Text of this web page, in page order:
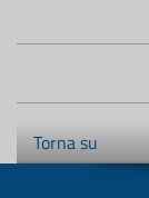
Torna su